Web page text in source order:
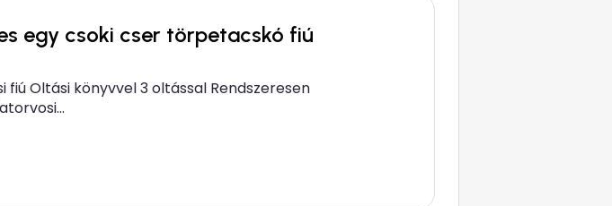
egy csoki cser törpetacskó fiú
Oltási könyvvel 3 oltással Rendszeresen